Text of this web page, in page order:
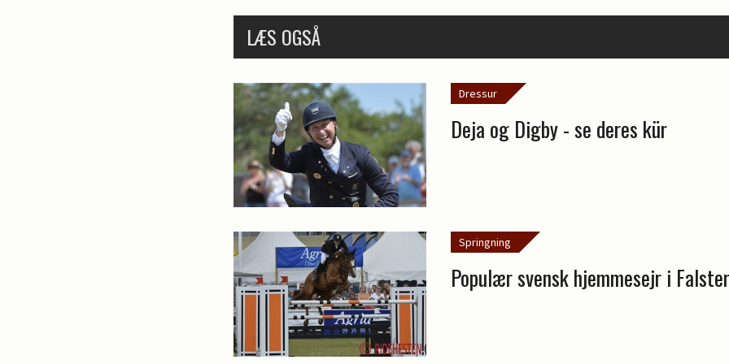
LÆS OGSÅ
Dressur
Deja og Digby - se deres kür
Springning
Populær svensk hjemmesejr i